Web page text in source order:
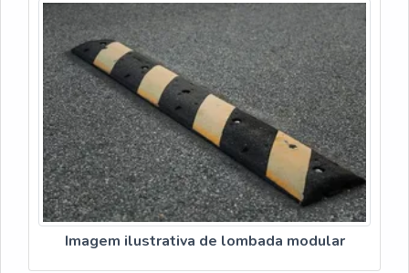
Imagem ilustrativa de lombada modular